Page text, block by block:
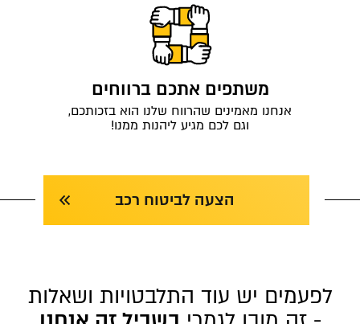
משתפים אתכם ברווחים
אנחנו מאמינים שהרווח שלנו הוא בזכותכם,
וגם לכם מגיע ליהנות ממנו!
הצעה לביטוח רכב
לפעמים יש עוד התלבטויות ושאלות